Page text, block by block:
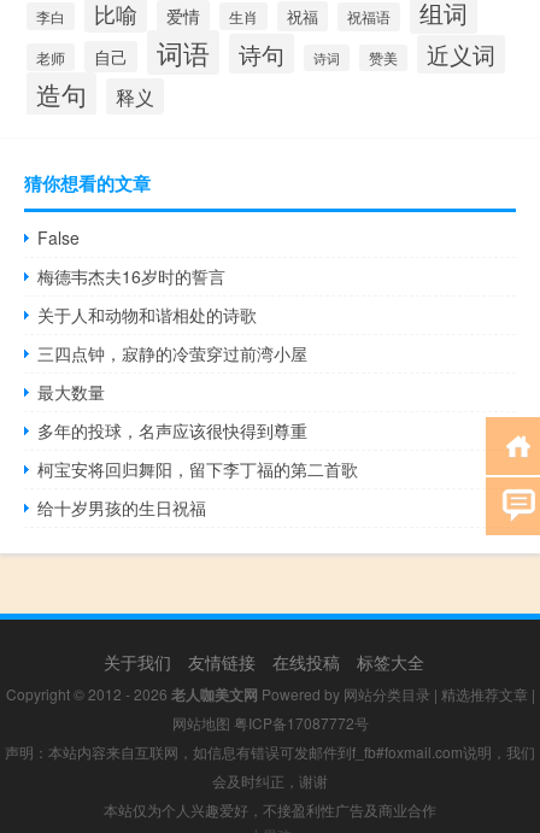
李白 比喻 爱情 生肖 祝福 祝福语 组词
老师 自己 词语 诗句 诗词 赞美 近义词
造句 释义
猜你想看的文章
False
梅德韦杰夫16岁时的誓言
关于人和动物和谐相处的诗歌
三四点钟，寂静的冷萤穿过前湾小屋
最大数量
多年的投球，名声应该很快得到尊重
柯宝安将回归舞阳，留下李丁福的第二首歌
给十岁男孩的生日祝福
关于我们 友情链接 在线投稿 标签大全
Copyright © 2012 - 2026 老人咖美文网 Powered by 网站分类目录 | 精选推荐文章 |
网站地图 粤ICP备17087772号
声明：本站内容来自互联网，如信息有错误可发邮件到f_fb#foxmail.com说明，我们
会及时纠正，谢谢
本站仅为个人兴趣爱好，不接盈利性广告及商业合作